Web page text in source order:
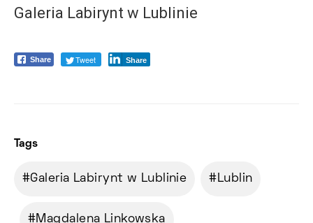
Galeria Labirynt w Lublinie
Share Tweet Share
Tags
Galeria Labirynt w Lublinie Lublin
Magdalena Linkowska